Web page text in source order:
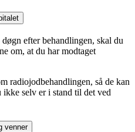
efter behandlingen, skal du
om, at du har modtaget
radiojodbehandlingen, så de kan
selv er i stand til det ved
venner